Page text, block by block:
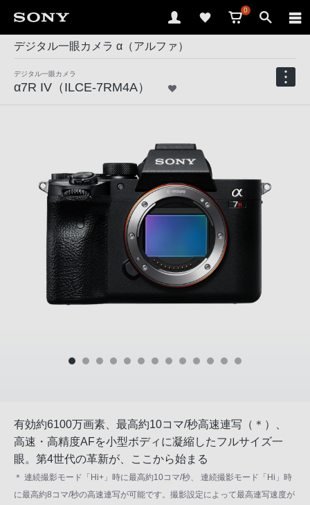
0
デジタル一眼カメラ α（アルファ）
デジタル一眼カメラ
α7R IV（ILCE-7RM4A）
有効約6100万画素、最高約10コマ/秒高速連写（＊）、
高速・高精度AFを小型ボディに凝縮したフルサイズ一
眼。第4世代の革新が、ここから始まる
＊ 連続撮影モード「Hi+」時に最高約10コマ/秒、 連続撮影モード「Hi」時
に最高約8コマ/秒の高速連写が可能です。撮影設定によって最高連写速度が